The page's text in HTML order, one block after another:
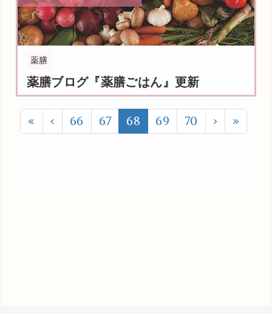
薬膳
薬膳ブログ『薬膳ごはん』更新
« ‹ 66 67 68 69 70 › »